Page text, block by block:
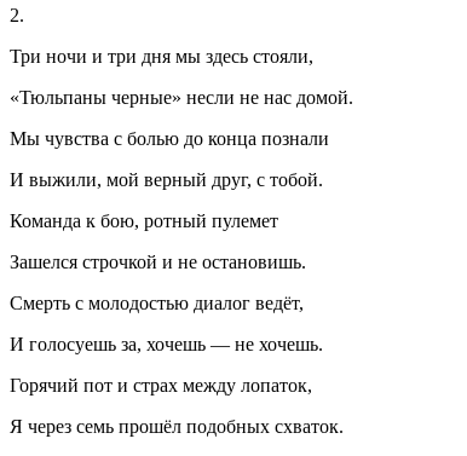
2.
Три ночи и три дня мы здесь стояли,
«Тюльпаны черные» несли не нас домой.
Мы чувства с болью до конца познали
И выжили, мой верный друг, с тобой.
Команда к бою, ротный пулемет
Зашелся строчкой и не остановишь.
Смерть с молодостью диалог ведёт,
И голосуешь за, хочешь — не хочешь.
Горячий пот и страх между лопаток,
Я через семь прошёл подобных схваток.